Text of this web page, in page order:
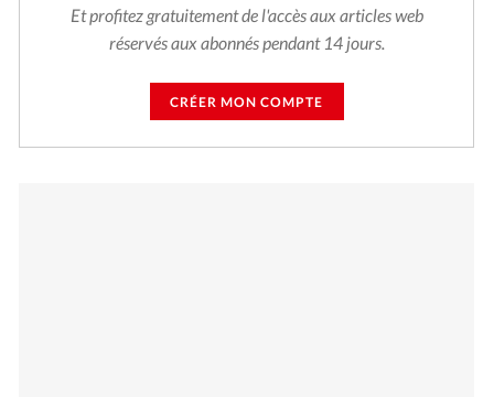
Et profitez gratuitement de l'accès aux articles web
réservés aux abonnés pendant 14 jours.
CRÉER MON COMPTE